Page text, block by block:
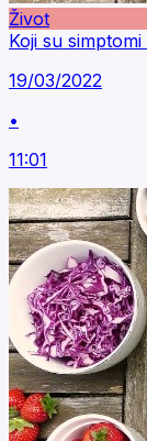
Život
Koji su
19/03/2022
•
11:01